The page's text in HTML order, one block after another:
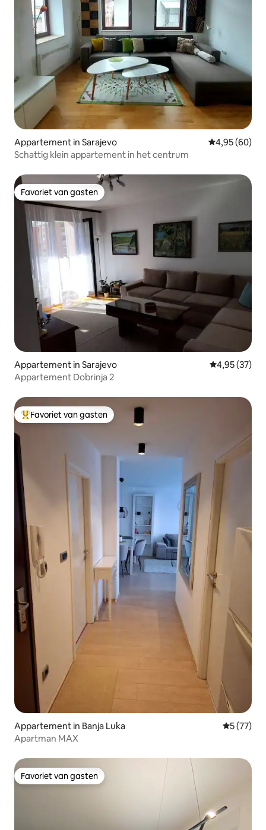
Appartement in Sarajevo Gemiddelde
4,95 (60)
Schattig klein appartement in het centrum
Favoriet van gasten
Favoriet van gasten
Appartement in Sarajevo Gemiddelde
4,95 (37)
Appartement Dobrinja 2
Topfavoriet van gasten
Favoriet van gasten
Appartement in Banja Luka
5 (77)
Apartman MAX
Favoriet van gasten
Favoriet van gasten